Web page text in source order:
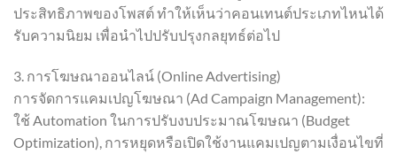
ประสิทธิภาพของโพสต์ ทำให้เห็นว่าคอนเทนต์ประเภทไหนได้
รับความนิยม เพื่อนำไปปรับปรุงกลยุทธ์ต่อไป
3. การโฆษณาออนไลน์ (Online Advertising)
การจัดการแคมเปญโฆษณา (Ad Campaign Management):
ใช้ Automation ในการปรับงบประมาณโฆษณา (Budget
Optimization), การหยุดหรือเปิดใช้งานแคมเปญตามเงื่อนไขที่